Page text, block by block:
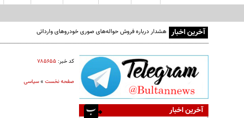
آخرین اخبار هشدار درباره فروش حواله‌های صوری خودروهای وارداتی
کد خبر: ۷۸۵۶۵۵
صفحه نخست»سیاسی
آخرین اخبار